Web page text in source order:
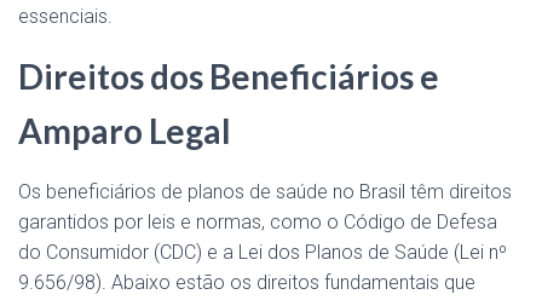
essenciais.
Direitos dos Beneficiários e
Amparo Legal
Os beneficiários de planos de saúde no Brasil têm direitos
garantidos por leis e normas, como o Código de Defesa
do Consumidor (CDC) e a Lei dos Planos de Saúde (Lei nº
9.656/98). Abaixo estão os direitos fundamentais que